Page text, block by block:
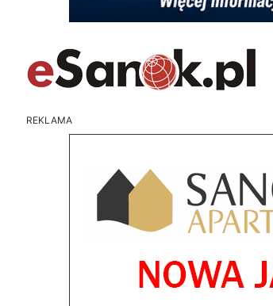
REKLAMA